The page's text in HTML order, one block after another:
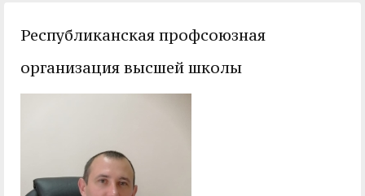
модуль «Обучение
служением»
предоставлении
академического
Республиканская профсоюзная
организация высшей школы